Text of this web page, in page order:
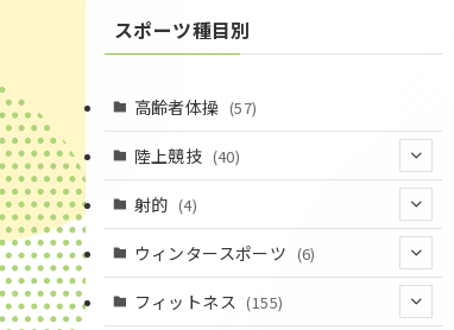
スポーツ種目別
高齢者体操 (57)
陸上競技 (40)
(2)
(1)
射的 (4)
(4)
ウィンタースポーツ (6)
(6)
フィットネス (155)